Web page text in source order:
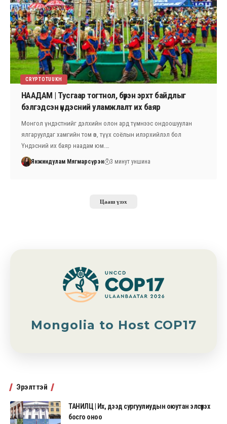
CRYPTOTUUKH
НААДАМ | Тусгаар тогтнол, бүрэн эрхт байдлыг
бэлгэдсэн үндэсний уламжлалт их баяр
Монгол үндэстнийг дэлхийн олон ард түмнээс ондоошуулан
ялгаруулдаг хамгийн том өв, түүх соёлын илэрхийлэл бол
Үндэсний их баяр наадам юм.…
Янжиндулам Мягмарсүрэн 3 минут уншина
Цааш үзэх
Mongolia to Host COP17
Эрэлттэй
ТАНИЛЦ | Их, дээд сургуулиудын оюутан элсүүлэх
босго оноо